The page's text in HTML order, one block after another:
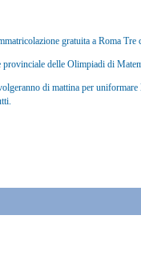
gratuita a Roma
provinciale delle Olimpiadi di
di mattina per